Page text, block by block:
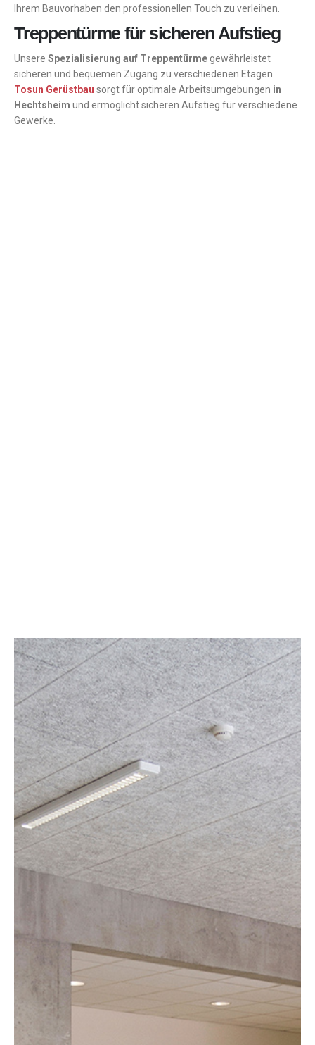
Ihrem Bauvorhaben den professionellen Touch zu verleihen.
Treppentürme für sicheren Aufstieg
Unsere Spezialisierung auf Treppentürme gewährleistet
sicheren und bequemen Zugang zu verschiedenen Etagen.
Tosun Gerüstbau sorgt für optimale Arbeitsumgebungen in
Hechtsheim und ermöglicht sicheren Aufstieg für verschiedene
Gewerke.